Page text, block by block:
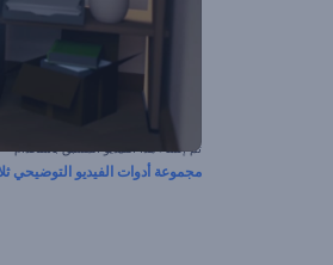
تم إنشاء هذا الفيديو المسبق باستخدام
مجموعة أدوات الفيديو التوضيحي